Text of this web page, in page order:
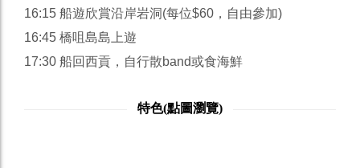
16:15 船遊欣賞沿岸岩洞(每位$60，自由參加)
16:45 橋咀島島上遊
17:30 船回西貢，自行散band或食海鮮
特色(點圖瀏覽)